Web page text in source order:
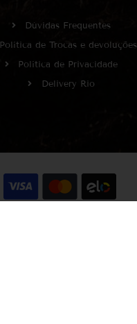
Dúvidas Frequentes
Política de Trocas e devoluções
Política de Privacidade
Delivery Rio